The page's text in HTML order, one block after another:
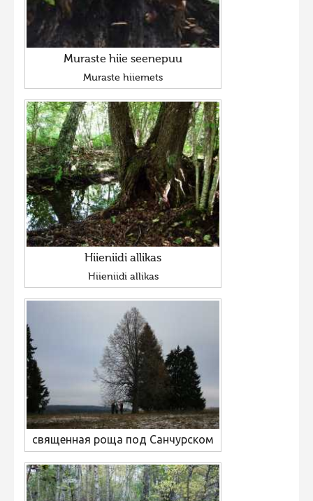
Muraste hiie seenepuu
Muraste hiiemets
Hiieniidi allikas
Hiieniidi allikas
священная роща под Санчурском